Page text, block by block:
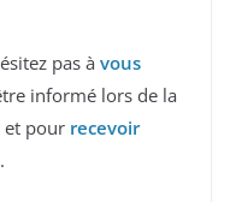
pas à vous
informé lors de la
et pour recevoir
.